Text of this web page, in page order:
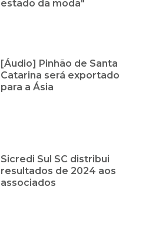
estado da moda"
[Áudio] Pinhão de Santa
Catarina será exportado
para a Ásia
Sicredi Sul SC distribui
resultados de 2024 aos
associados